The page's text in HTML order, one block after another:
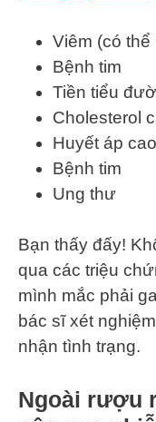
Viêm (có thể
Bệnh tim
Tiền tiểu
Cholesterol
Huyết áp cao
Bệnh tim
Ung thư
Bạn thấy đấy!
qua các triệu
mình mắc phải
bác sĩ xét
nhận tình trạng.
Ngoài rượu